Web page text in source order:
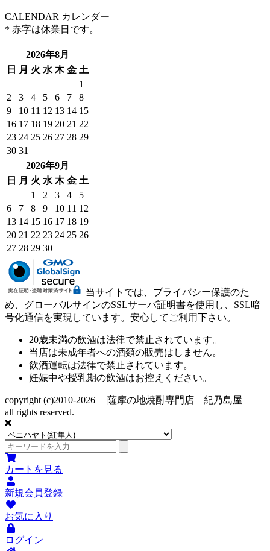
CALENDAR カレンダー
* 赤字は休業日です。
2026年8月
日
月 火 水 木 金 土
1
2
3 4 5 6 7
8
9
10 11 12 13 14 15
16 17 18 19 20 21 22
23 24 25 26 27 28 29
30 31
2026年9月
日
月 火 水 木 金 土
1
2 3 4
5
6
7 8 9 10 11 12
13 14 15 16 17 18 19
20 21 22 23 24 25 26
27 28 29 30
当サイトでは、プライバシー保護のた
め、グローバルサインのSSLサーバ証明書を使用し、SSL暗
号化通信を実現しています。安心してご利用下さい。
20歳未満の飲酒は法律で禁止されています。
当店は未成年者への酒類の販売はしません。
飲酒運転は法律で禁止されています。
妊娠中や授乳期の飲酒はお控えください。
copyright (c)2010-2026 薩摩の地焼酎専門店 紀乃島屋
all rights reserved.
カートを見る
新規会員登録
お気に入り
ログイン